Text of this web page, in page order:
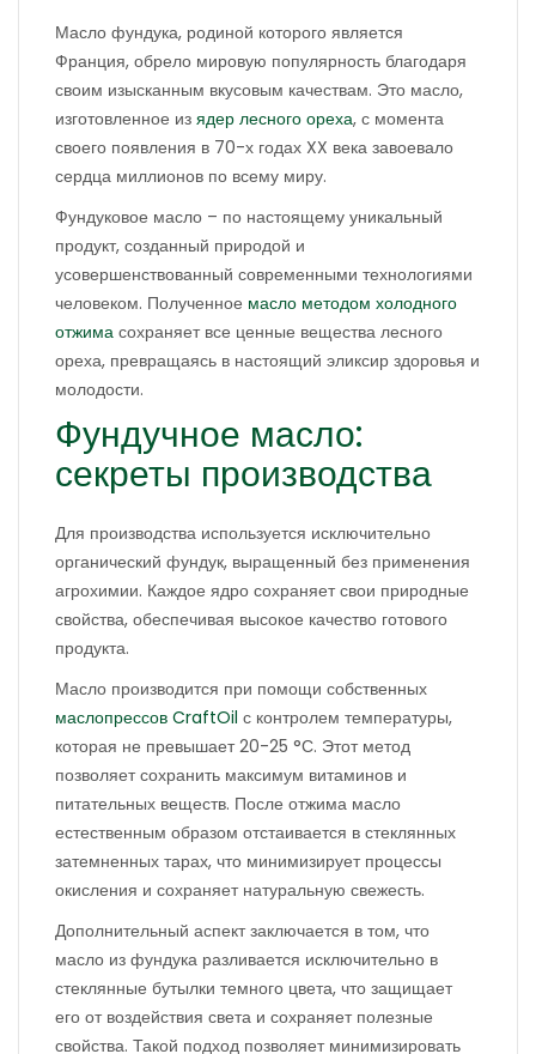
Масло фундука, родиной которого является
Франция, обрело мировую популярность благодаря
своим изысканным вкусовым качествам. Это масло,
изготовленное из ядер лесного ореха, с момента
своего появления в 70-х годах XX века завоевало
сердца миллионов по всему миру.
Фундуковое масло – по настоящему уникальный
продукт, созданный природой и
усовершенствованный современными технологиями
человеком. Полученное масло методом холодного
отжима сохраняет все ценные вещества лесного
ореха, превращаясь в настоящий эликсир здоровья и
молодости.
Фундучное масло:
секреты производства
Для производства используется исключительно
органический фундук, выращенный без применения
агрохимии. Каждое ядро сохраняет свои природные
свойства, обеспечивая высокое качество готового
продукта.
Масло производится при помощи собственных
маслопрессов CraftOil с контролем температуры,
которая не превышает 20-25 °С. Этот метод
позволяет сохранить максимум витаминов и
питательных веществ. После отжима масло
естественным образом отстаивается в стеклянных
затемненных тарах, что минимизирует процессы
окисления и сохраняет натуральную свежесть.
Дополнительный аспект заключается в том, что
масло из фундука разливается исключительно в
стеклянные бутылки темного цвета, что защищает
его от воздействия света и сохраняет полезные
свойства. Такой подход позволяет минимизировать